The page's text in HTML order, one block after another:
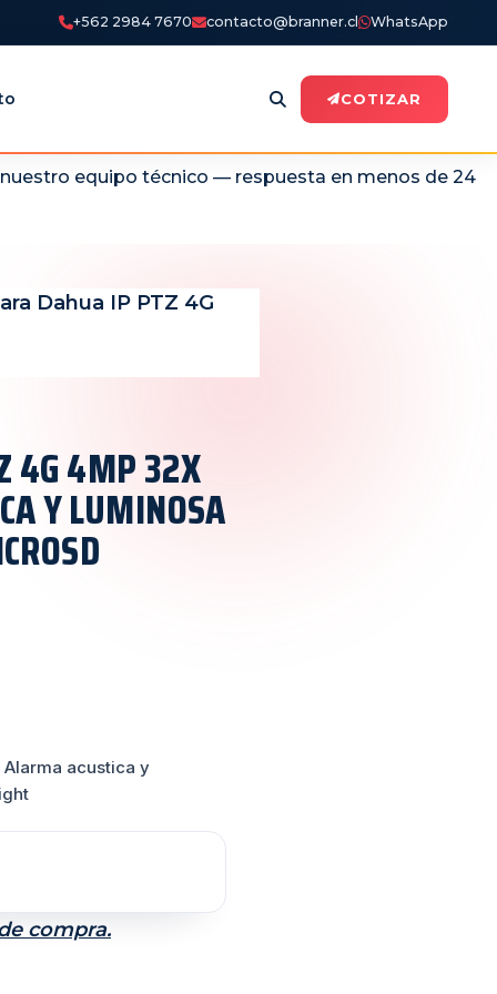
+562 2984 7670 contacto@branner.cl WhatsApp
COTIZAR
equipo técnico — respuesta en menos de 24
Dahua IP PTZ 4G
4G 4MP 32X
Y LUMINOSA
Alarma acustica y
compra.